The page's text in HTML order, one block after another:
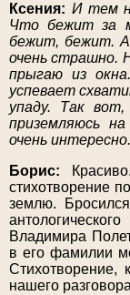
Ксения: И тем
Что бежит за
бежит, бежит.
очень страшно.
прыгаю из
успевает
упаду. Так
приземляюсь
очень интересно.
Борис:
стихотворение
землю.
Владимира
в его фамилии
Стихотворение,
нашего